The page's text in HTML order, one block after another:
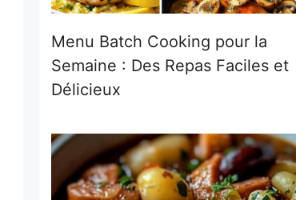
Menu Batch Cooking pour la
Semaine : Des Repas Faciles et
Délicieux